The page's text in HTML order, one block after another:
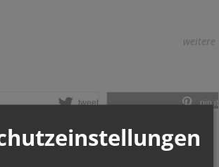
weitere
tweet pin it